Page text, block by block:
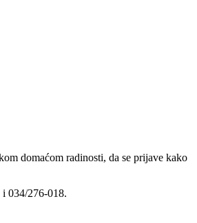
domaćom radinosti, da se prijave kako
034/276-018.